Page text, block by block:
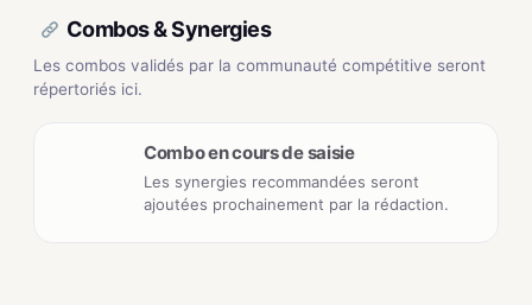
Combos & Synergies
Les combos validés par la communauté compétitive seront
répertoriés ici.
Combo en cours de saisie
Les synergies recommandées seront
ajoutées prochainement par la rédaction.